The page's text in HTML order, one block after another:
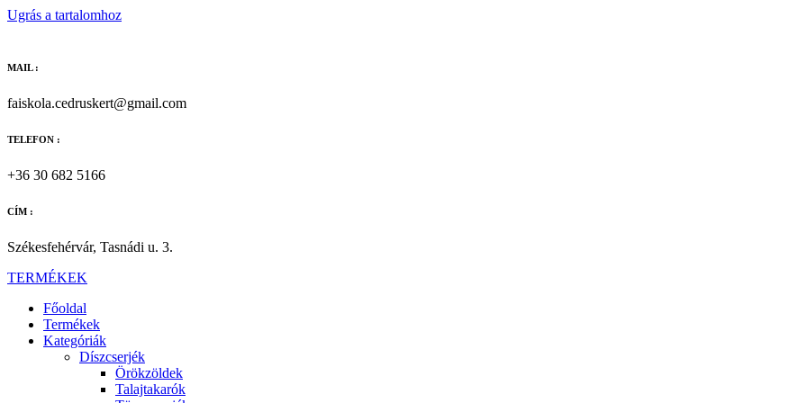
Ugrás a tartalomhoz
MAIL :
faiskola.cedruskert@gmail.com
TELEFON :
+36 30 682 5166
CÍM :
Székesfehérvár, Tasnádi u. 3.
TERMÉKEK
Főoldal
Termékek
Kategóriák
Díszcserjék
Örökzöldek
Talajtakarók